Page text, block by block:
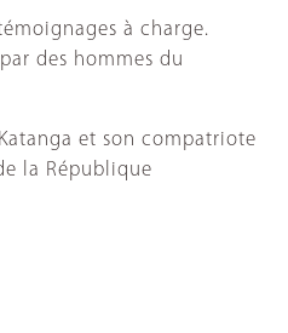
à charge.
des hommes du
et son compatriote
la République